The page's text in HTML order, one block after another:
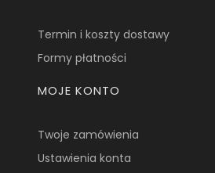
Termin i koszty dostawy
Formy płatności
MOJE KONTO
Twoje zamówienia
Ustawienia konta